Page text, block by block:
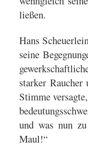
ließen.
Hans
seine
starker
Stimme
und was nun
Maul!“